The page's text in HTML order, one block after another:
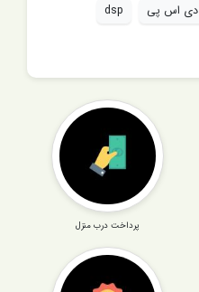
دی اس پی
dsp
پرداخت درب منزل